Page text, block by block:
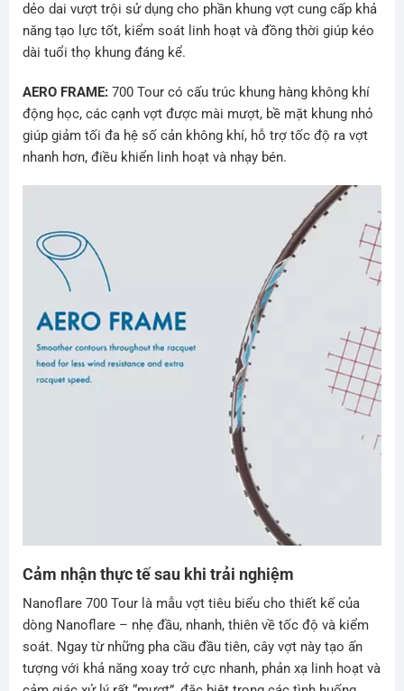
dẻo dai vượt trội sử dụng cho phần khung vợt cung cấp khả
năng tạo lực tốt, kiểm soát linh hoạt và đồng thời giúp kéo
dài tuổi thọ khung đáng kể.
AERO FRAME:700 Tour có cấu trúc khung hàng không khí
động học, các cạnh vợt được mài mượt, bề mặt khung nhỏ
giúp giảm tối đa hệ số cản không khí, hỗ trợ tốc độ ra vợt
nhanh hơn, điều khiển linh hoạt và nhạy bén.
Cảm nhận thực tế sau khi trải nghiệm
Nanoflare 700 Tour là mẫu vợt tiêu biểu cho thiết kế của
dòng Nanoflare – nhẹ đầu, nhanh, thiên về tốc độ và kiểm
soát. Ngay từ những pha cầu đầu tiên, cây vợt này tạo ấn
tượng với khả năng xoay trở cực nhanh, phản xạ linh hoạt và